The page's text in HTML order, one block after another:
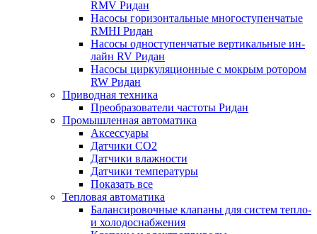
RMV Ридан
Насосы горизонтальные многоступенчатые
RMHI Ридан
Насосы одноступенчатые вертикальные ин-
лайн RV Ридан
Насосы циркуляционные с мокрым ротором
RW Ридан
Приводная техника
Преобразователи частоты Ридан
Промышленная автоматика
Аксессуары
Датчики CO2
Датчики влажности
Датчики температуры
Показать все
Тепловая автоматика
Балансировочные клапаны для систем тепло-
и холодоснабжения